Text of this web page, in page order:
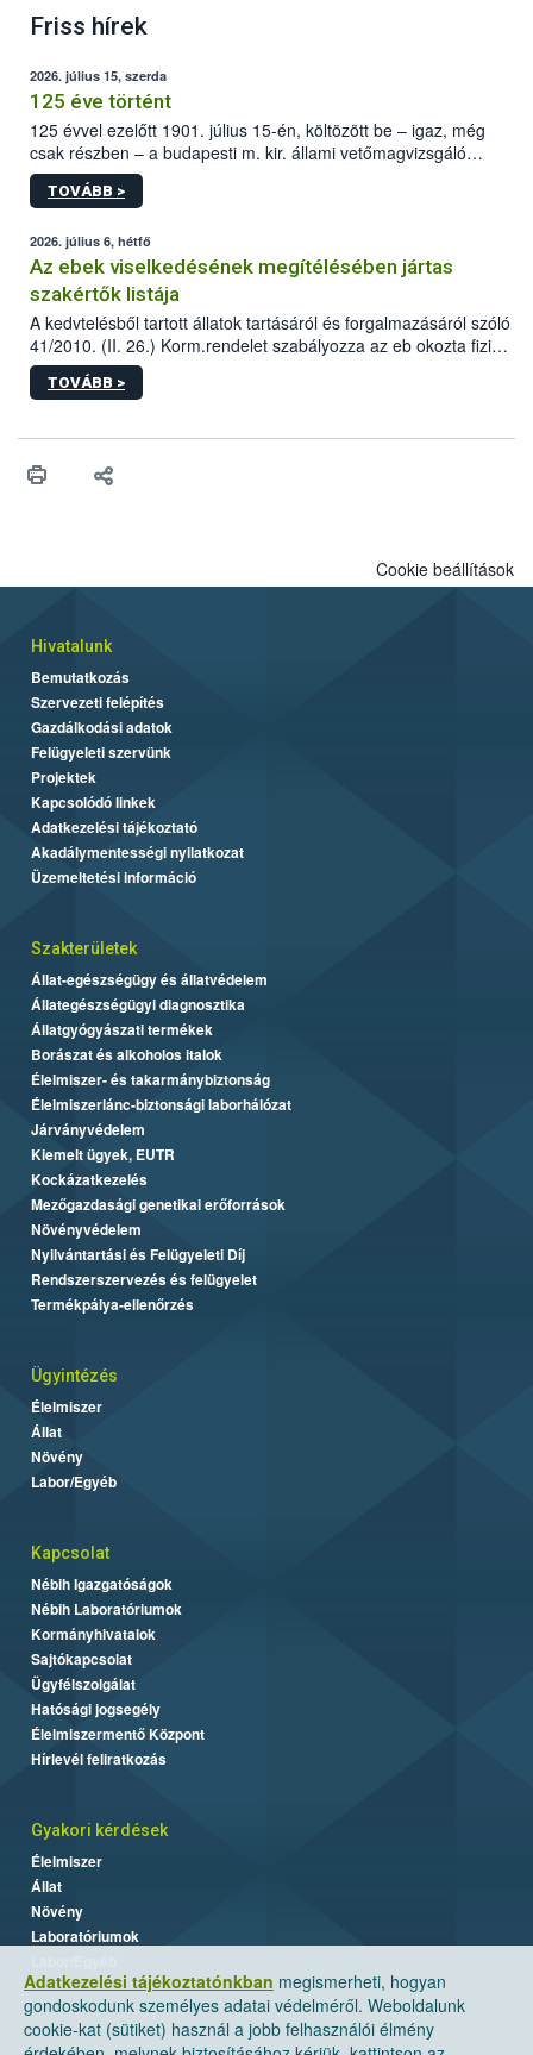
Friss hírek
2026. július 15, szerda
125 éve történt
125 évvel ezelőtt 1901. július 15-én, költözött be – igaz, még
csak részben – a budapesti m. kir. állami vetőmagvizsgáló
állomás a Kis Rókus utca 15. szám alatti, Czigler Győző által
tervezett új épületébe.
TOVÁBB >
2026. július 6, hétfő
Az ebek viselkedésének megítélésében jártas
szakértők listája
A kedvtelésből tartott állatok tartásáról és forgalmazásáról szóló
41/2010. (II. 26.) Korm.rendelet szabályozza az eb okozta fizikai
sérülés, illetve ennek veszélye keletkezésekor felmerülő
hatósági feladatokat, valamint a veszélyes eb tartását és annak
vonni az ebek viselkedésének megítélésében jártas szakértőt.
TOVÁBB >
Adatkezelési tájékoztatónkban megismerheti, hogyan
gondoskodunk személyes adatai védelméről. Weboldalunk
cookie-kat (sütiket) használ a jobb felhasználói élmény
Cookie beállítások
Hivatalunk
Bemutatkozás
Szervezeti felépítés
Gazdálkodási adatok
Felügyeleti szervünk
Projektek
Kapcsolódó linkek
Adatkezelési tájékoztató
Akadálymentességi nyilatkozat
Üzemeltetési információ
Szakterületek
Állat-egészségügy és állatvédelem
Állategészségügyi diagnosztika
Állatgyógyászati termékek
Borászat és alkoholos italok
Élelmiszer- és takarmánybiztonság
Élelmiszerlánc-biztonsági laborhálózat
Járványvédelem
Kiemelt ügyek, EUTR
Kockázatkezelés
Mezőgazdasági genetikai erőforrások
Növényvédelem
Nyilvántartási és Felügyeleti Díj
Rendszerszervezés és felügyelet
Termékpálya-ellenőrzés
Ügyintézés
Élelmiszer
Állat
Növény
Labor/Egyéb
Kapcsolat
Nébih Igazgatóságok
Nébih Laboratóriumok
Kormányhivatalok
Sajtókapcsolat
Ügyfélszolgálat
Hatósági jogsegély
Élelmiszermentő Központ
Hírlevél feliratkozás
Gyakori kérdések
Élelmiszer
Állat
Növény
Laboratóriumok